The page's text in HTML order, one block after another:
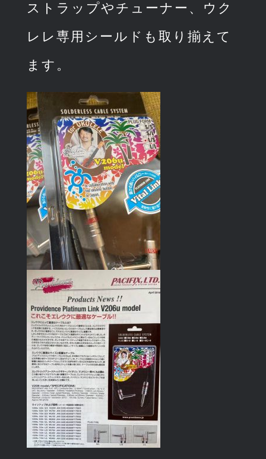
ストラップやチューナー、ウク
レレ専用シールドも取り揃えて
ます。